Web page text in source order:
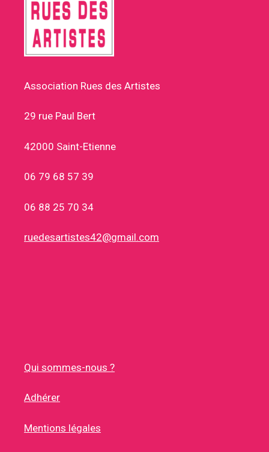
Association Rues des Artistes
29 rue Paul Bert
42000 Saint-Etienne
06 79 68 57 39
06 88 25 70 34
ruedesartistes42@gmail.com
Qui sommes-nous ?
Adhérer
Mentions légales